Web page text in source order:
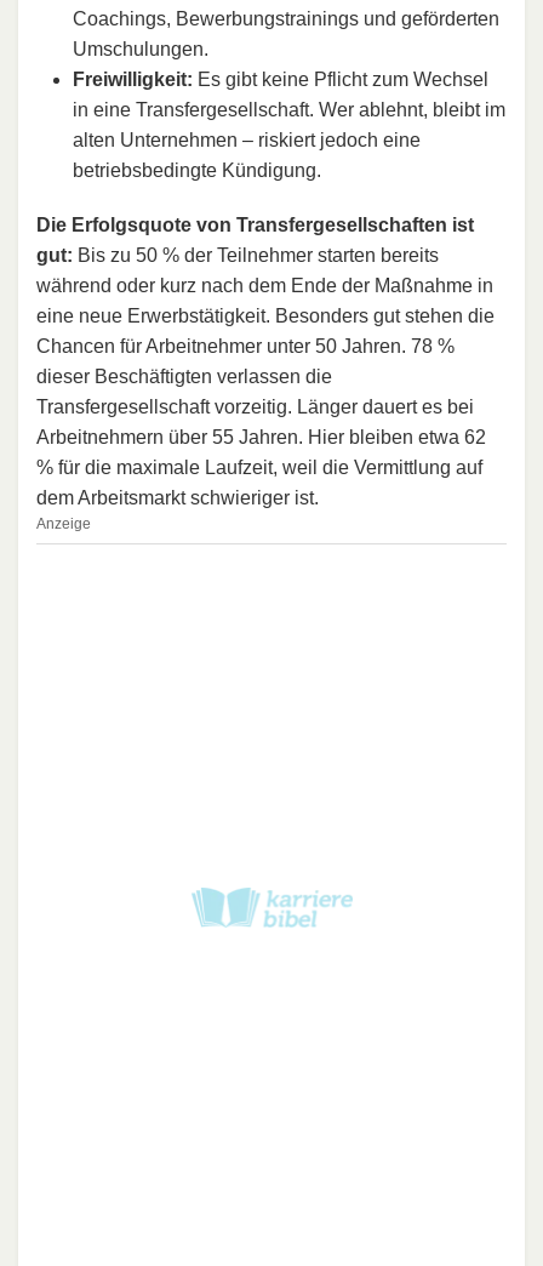
Coachings, Bewerbungstrainings und geförderten
Umschulungen.
Freiwilligkeit: Es gibt keine Pflicht zum Wechsel
in eine Transfergesellschaft. Wer ablehnt, bleibt im
alten Unternehmen – riskiert jedoch eine
betriebsbedingte Kündigung.
Die Erfolgsquote von Transfergesellschaften ist
gut: Bis zu 50 % der Teilnehmer starten bereits
während oder kurz nach dem Ende der Maßnahme in
eine neue Erwerbstätigkeit. Besonders gut stehen die
Chancen für Arbeitnehmer unter 50 Jahren. 78 %
dieser Beschäftigten verlassen die
Transfergesellschaft vorzeitig. Länger dauert es bei
Arbeitnehmern über 55 Jahren. Hier bleiben etwa 62
% für die maximale Laufzeit, weil die Vermittlung auf
dem Arbeitsmarkt schwieriger ist.
Anzeige